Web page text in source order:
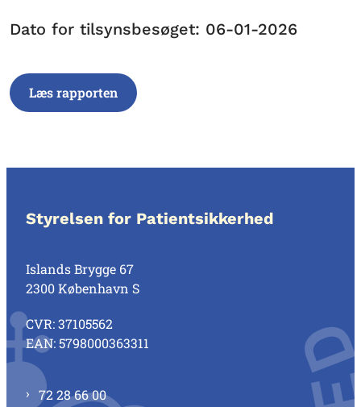
Dato for tilsynsbesøget: 06-01-2026
Læs rapporten
Styrelsen for Patientsikkerhed
Islands Brygge 67
2300 København S
CVR: 37105562
EAN: 5798000363311
72 28 66 00